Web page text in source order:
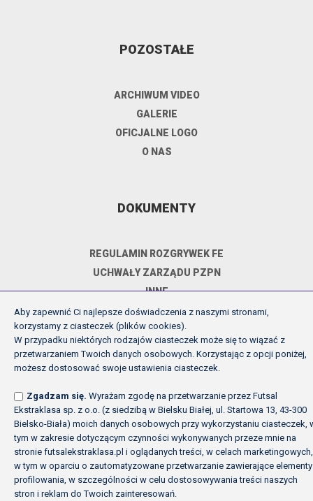
POZOSTAŁE
ARCHIWUM VIDEO
GALERIE
OFICJALNE LOGO
O NAS
DOKUMENTY
REGULAMIN ROZGRYWEK FE
UCHWAŁY ZARZĄDU PZPN
INNE
POLITYKA PRYWATNOŚCI
Copyright (c) Futsal Ekstraklasa 2026
Aby zapewnić Ci najlepsze doświadczenia z naszymi stronami,
korzystamy z ciasteczek (plików cookies).
W przypadku niektórych rodzajów ciasteczek może się to wiązać z
przetwarzaniem Twoich danych osobowych. Korzystając z opcji poniżej,
możesz dostosować swoje ustawienia ciasteczek.
Zgadzam się. Wyrażam zgodę na przetwarzanie przez Futsal
Ekstraklasa sp. z o.o. (z siedzibą w Bielsku Białej, ul. Startowa 13, 43-300
Bielsko-Biała) moich danych osobowych przy wykorzystaniu ciasteczek,
tym w zakresie dotyczącym czynności wykonywanych przeze mnie na
stronie futsalekstraklasa.pl i oglądanych treści, w celach marketingowych,
w tym w oparciu o zautomatyzowane przetwarzanie zawierające elementy
profilowania, w szczególności w celu dostosowywania treści naszych
stron i reklam do Twoich zainteresowań.